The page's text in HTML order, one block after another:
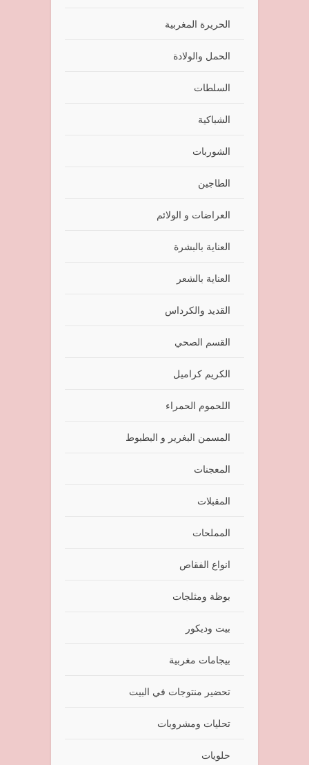
الحريرة المغربية
الحمل والولادة
السلطات
الشباكية
الشوربات
الطاجين
العراضات و الولائم
العناية بالبشرة
العناية بالشعر
القديد والكرداس
القسم الصحي
الكريم كراميل
اللحموم الحمراء
المسمن البغرير و البطبوط
المعجنات
المقبلات
المملحات
انواع الفقاص
بوظة ومثلجات
بيت وديكور
بيجامات مغربية
تحضير منتوجات في البيت
تحليات ومشروبات
حلويات